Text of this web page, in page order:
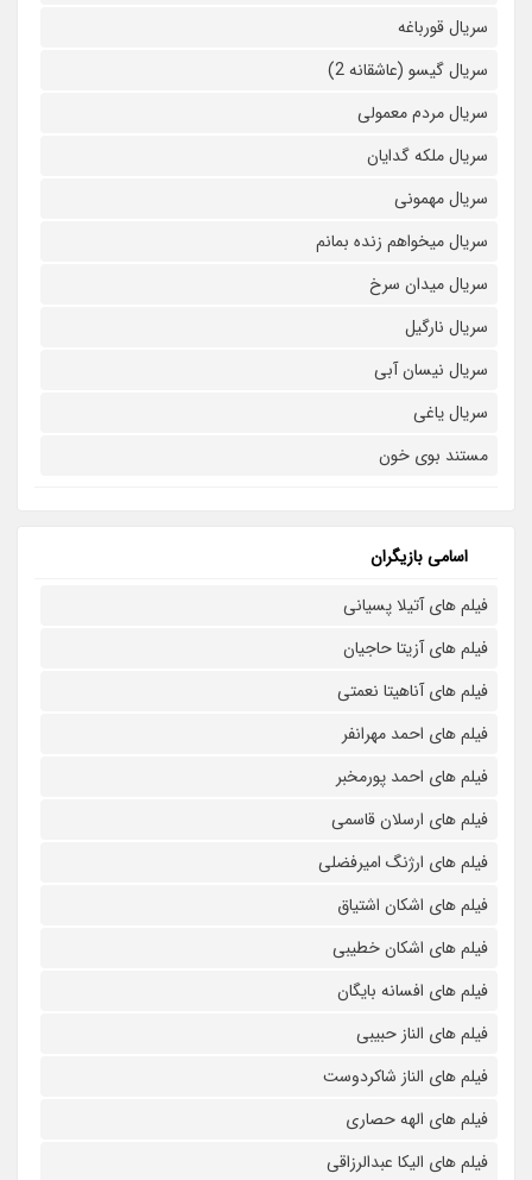
سریال قورباغه
سریال گیسو (عاشقانه 2)
سریال مردم معمولی
سریال ملکه گدایان
سریال مهمونی
سریال میخواهم زنده بمانم
سریال میدان سرخ
سریال نارگیل
سریال نیسان آبی
سریال یاغی
مستند بوی خون
اسامی بازیگران
فیلم های آتیلا پسیانی
فیلم های آزیتا حاجیان
فیلم های آناهیتا نعمتی
فیلم های احمد مهرانفر
فیلم های احمد پورمخبر
فیلم های ارسلان قاسمی
فیلم های ارژنگ امیرفضلی
فیلم های اشکان اشتیاق
فیلم های اشکان خطیبی
فیلم های افسانه بایگان
فیلم های الناز حبیبی
فیلم های الناز شاکردوست
فیلم های الهه حصاری
فیلم های الیکا عبدالرزاقی